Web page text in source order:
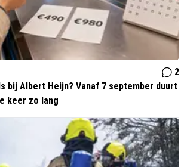
2
bij Albert Heijn? Vanaf 7 september duurt
keer zo lang